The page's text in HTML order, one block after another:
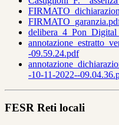
-09.59.24.pdf
-10-11-2022--
FESR Reti locali